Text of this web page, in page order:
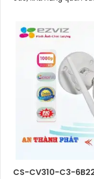
CS-CV310-C3-